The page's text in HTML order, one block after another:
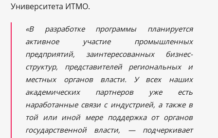
Университета ИТМО.
«В разработке программы планируется
активное участие промышленных
предприятий, заинтересованных бизнес-
структур, представителей региональных и
местных органов власти. У всех наших
академических партнеров уже есть
наработанные связи с индустрией, а также в
той или иной мере поддержка от органов
государственной власти, — подчеркивает